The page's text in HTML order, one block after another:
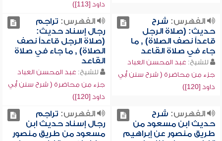
داود [113])
الفهرس: شرح
حديث: (صلاة الرجل
قاعداً نصف الصلاة) , ما
جاء في صلاة القاعد
للشيخ: عبد المحسن العباد
جزء من محاضرة ( شرح سنن أبي
داود [120])
الفهرس: تراجم
رجال إسناد حديث:
(صلاة الرجل قاعداً نصف
الصلاة) , ما جاء في صلاة
القاعد
للشيخ: عبد المحسن العباد
جزء من محاضرة ( شرح سنن أبي
داود [120])
الفهرس: شرح
حديث ابن مسعود من
طريق منصور عن إبراهيم
الفهرس: تراجم
رجال إسناد حديث ابن
مسعود من طريق منصور